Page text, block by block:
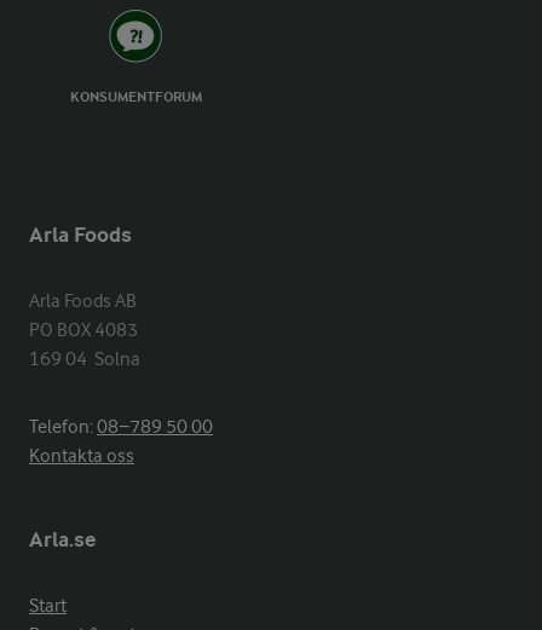
KONSUMENTFORUM
Arla Foods
Arla Foods AB
PO BOX 4083
169 04  Solna
Telefon:08−789 50 00
Kontakta oss
Arla.se
Start